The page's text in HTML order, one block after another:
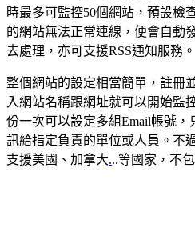
時最多可監控50個網站，預設檢
的網站無法正常連線，便會自動
去處理，亦可支援RSS通知服務。
整個網站的設定相當簡單，註冊
入網站名稱跟網址就可以開始監
份一次可以設定多組Email帳號
訊給指定負責的單位或人員。不
支援美國、加拿大...等國家，不